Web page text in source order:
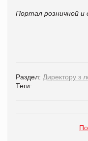
Портал розничной и
Раздел: Директору з
Теги: